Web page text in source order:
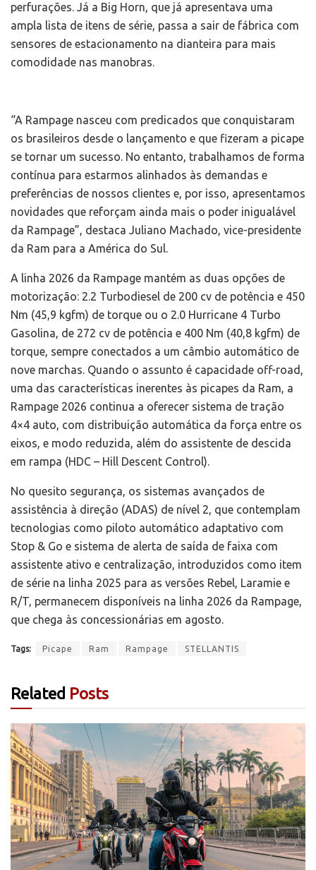
perfurações. Já a Big Horn, que já apresentava uma
ampla lista de itens de série, passa a sair de fábrica com
sensores de estacionamento na dianteira para mais
comodidade nas manobras.
“A Rampage nasceu com predicados que conquistaram
os brasileiros desde o lançamento e que fizeram a picape
se tornar um sucesso. No entanto, trabalhamos de forma
contínua para estarmos alinhados às demandas e
preferências de nossos clientes e, por isso, apresentamos
novidades que reforçam ainda mais o poder inigualável
da Rampage”, destaca Juliano Machado, vice-presidente
da Ram para a América do Sul.
A linha 2026 da Rampage mantém as duas opções de
motorização: 2.2 Turbodiesel de 200 cv de potência e 450
Nm (45,9 kgfm) de torque ou o 2.0 Hurricane 4 Turbo
Gasolina, de 272 cv de potência e 400 Nm (40,8 kgfm) de
torque, sempre conectados a um câmbio automático de
nove marchas. Quando o assunto é capacidade off-road,
uma das características inerentes às picapes da Ram, a
Rampage 2026 continua a oferecer sistema de tração
4×4 auto, com distribuição automática da força entre os
eixos, e modo reduzida, além do assistente de descida
em rampa (HDC – Hill Descent Control).
No quesito segurança, os sistemas avançados de
assistência à direção (ADAS) de nível 2, que contemplam
tecnologias como piloto automático adaptativo com
Stop & Go e sistema de alerta de saída de faixa com
assistente ativo e centralização, introduzidos como item
de série na linha 2025 para as versões Rebel, Laramie e
R/T, permanecem disponíveis na linha 2026 da Rampage,
que chega às concessionárias em agosto.
Tags: Picape Ram Rampage STELLANTIS
Related Posts